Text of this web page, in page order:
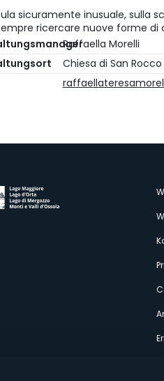
sicuramente inusuale, sulla
ricercare nuove forme
Raffaella Morelli
Chiesa di San Rocco